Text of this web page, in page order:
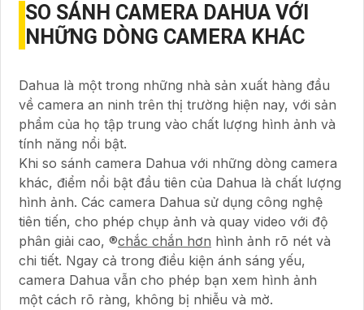
SO SÁNH CAMERA DAHUA VỚI
NHỮNG DÒNG CAMERA KHÁC
Dahua là một trong những nhà sản xuất hàng đầu
về camera an ninh trên thị trường hiện nay, với sản
phẩm của họ tập trung vào chất lượng hình ảnh và
tính năng nổi bật.
Khi so sánh camera Dahua với những dòng camera
khác, điểm nổi bật đầu tiên của Dahua là chất lượng
hình ảnh. Các camera Dahua sử dụng công nghệ
tiên tiến, cho phép chụp ảnh và quay video với độ
phân giải cao, ®️chắc chắn hơn hình ảnh rõ nét và
chi tiết. Ngay cả trong điều kiện ánh sáng yếu,
camera Dahua vẫn cho phép bạn xem hình ảnh
một cách rõ ràng, không bị nhiễu và mờ.